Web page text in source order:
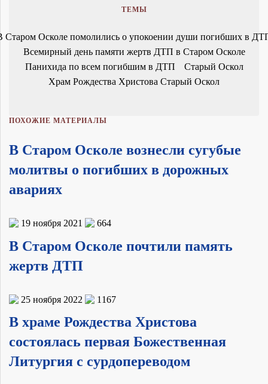
ТЕМЫ
Старом Осколе помолились о упокоении души погибших в
Всемирный день памяти жертв ДТП в Старом Осколе
Панихида по всем погибшим в ДТП
Старый Оскол
Храм Рождества Христова Старый Оскол
ПОХОЖИЕ МАТЕРИАЛЫ
В Старом Осколе вознесли сугубые
молитвы о погибших в дорожных
авариях
19 ноября 2021 664
В Старом Осколе почтили память
жертв ДТП
25 ноября 2022 1167
В храме Рождества Христова
состоялась первая Божественная
Литургия с сурдопереводом